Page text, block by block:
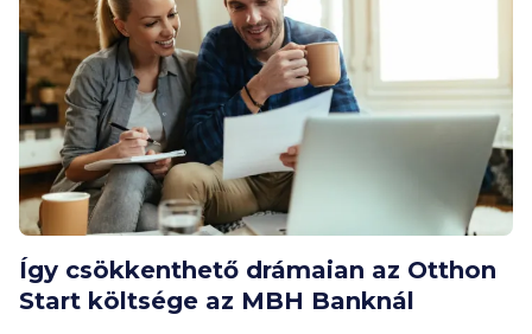
számlacsomag emellett korlátlan számú díjmentes
utalással kombinálja a számlához nyújtott prémium
előnyöket.
Így csökkenthető drámaian az Otthon
Start költsége az MBH Banknál